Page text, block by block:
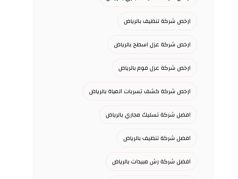
ارخص شركة تنظيف بالرياض
ارخص شركة عزل اسطح بالرياض
ارخص شركة عزل فوم بالرياض
ارخص شركة كشف تسربات المياة بالرياض
افضل شركة تسليك مجاري بالرياض
افضل شركة تنظيف بالرياض
افضل شركة رش مبيدات بالرياض